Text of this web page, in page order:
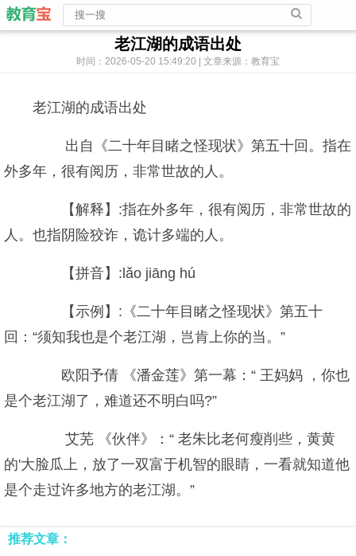
老江湖的成语出处
时间：2026-05-20 15:49:20 | 文章来源：教育宝
老江湖的成语出处
出自《二十年目睹之怪现状》第五十回。指在
外多年，很有阅历，非常世故的人。
【解释】:指在外多年，很有阅历，非常世故的
人。也指阴险狡诈，诡计多端的人。
【拼音】:lǎo jiāng hú
【示例】:《二十年目睹之怪现状》第五十
回：“须知我也是个老江湖，岂肯上你的当。”
欧阳予倩 《潘金莲》第一幕：“ 王妈妈 ，你也
是个老江湖了，难道还不明白吗?”
艾芜 《伙伴》：“ 老朱比老何瘦削些，黄黄
的'大脸瓜上，放了一双富于机智的眼睛，一看就知道他
是个走过许多地方的老江湖。”
推荐文章：